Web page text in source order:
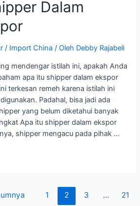
Dalam
/ Import China / Oleh Debby Rajabeli
mendengar istilah ini, apakah Anda
apa itu shipper dalam ekspor
terkesan remeh karena istilah ini
Padahal, bisa jadi ada
yang belum diketahui banyak
Apa itu shipper dalam ekspor
shipper mengacu pada pihak …
1 2 3 …
21